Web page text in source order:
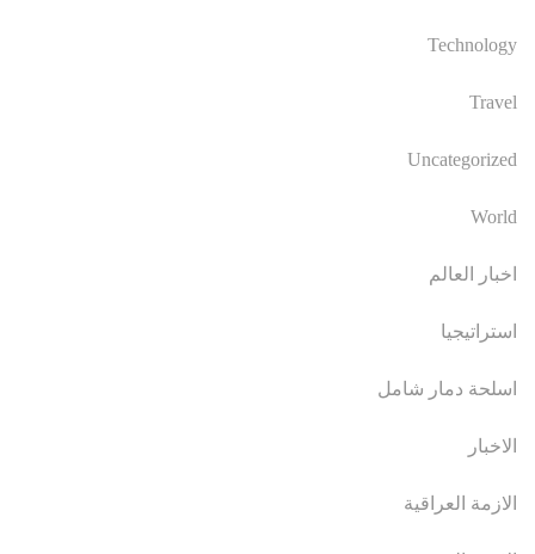
Technology
Travel
Uncategorized
World
اخبار العالم
استراتيجيا
اسلحة دمار شامل
الاخبار
الازمة العراقية